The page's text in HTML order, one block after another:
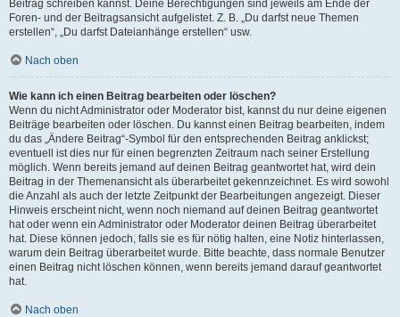
Beitrag schreiben kannst. Deine Berechtigungen sind jeweils am Ende der
Foren- und der Beitragsansicht aufgelistet. Z. B. „Du darfst neue Themen
erstellen“, „Du darfst Dateianhänge erstellen“ usw.
Nach oben
Wie kann ich einen Beitrag bearbeiten oder löschen?
Wenn du nicht Administrator oder Moderator bist, kannst du nur deine eigenen
Beiträge bearbeiten oder löschen. Du kannst einen Beitrag bearbeiten, indem
du das „Ändere Beitrag“-Symbol für den entsprechenden Beitrag anklickst;
eventuell ist dies nur für einen begrenzten Zeitraum nach seiner Erstellung
möglich. Wenn bereits jemand auf deinen Beitrag geantwortet hat, wird dein
Beitrag in der Themenansicht als überarbeitet gekennzeichnet. Es wird sowohl
die Anzahl als auch der letzte Zeitpunkt der Bearbeitungen angezeigt. Dieser
Hinweis erscheint nicht, wenn noch niemand auf deinen Beitrag geantwortet
hat oder wenn ein Administrator oder Moderator deinen Beitrag überarbeitet
hat. Diese können jedoch, falls sie es für nötig halten, eine Notiz hinterlassen,
warum dein Beitrag überarbeitet wurde. Bitte beachte, dass normale Benutzer
einen Beitrag nicht löschen können, wenn bereits jemand darauf geantwortet
hat.
Nach oben